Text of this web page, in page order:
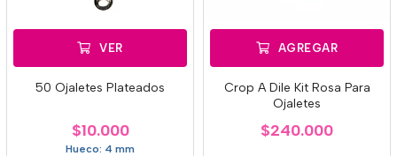
VER
50 Ojaletes Plateados
$10.000
Hueco: 4 mm
AGREGAR
Crop A Dile Kit Rosa Para
Ojaletes
$240.000